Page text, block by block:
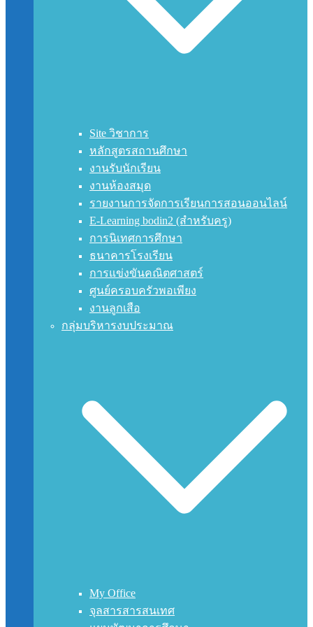
Site วิชาการ
หลักสูตรสถานศึกษา
งานรับนักเรียน
งานห้องสมุด
รายงานการจัดการเรียนการสอนออนไลน์
E-Learning bodin2 (สำหรับครู)
การนิเทศการศึกษา
ธนาคารโรงเรียน
การแข่งขันคณิตศาสตร์
ศูนย์ครอบครัวพอเพียง
งานลูกเสือ
กลุ่มบริหารงบประมาณ
My Office
จุลสารสารสนเทศ